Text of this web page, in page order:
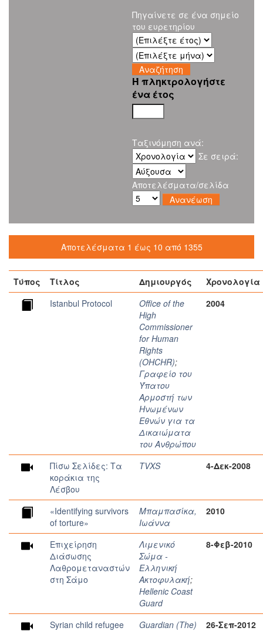
Πηγαίνετε σε ένα σημείο
του ευρετηρίου
Ή πληκτρολογήστε
ένα έτος
Ταξινόμηση ανά:
Σε σειρά:
Αποτελέσματα/σελίδα
Αποτελέσματα 1 έως 10 από 1355
Τύπος Τίτλος Δημιουργός
Χρονολογία
Istanbul Protocol
Office of the
High
Commissioner
for Human
Rights
(OHCHR);
Γραφείο του
Ύπατου
Αρμοστή των
Ηνωμένων
Εθνών για τα
Δικαιώματα
του Ανθρώπου
2004
Πίσω Σελίδες: Τα
κοράκια της
Λέσβου
TVXS 4-Δεκ-2008
«Identifying survivors
of torture»
Μπαμπασίκα,
Ιωάννα
2010
Επιχείρηση
Διάσωσης
Λαθρομεταναστών
στη Σάμο
Λιμενικό
Σώμα -
Ελληνική
Ακτοφυλακή;
Hellenic Coast
Guard
8-Φεβ-2010
Syrian child refugee
Guardian (The) 26-Σεπ-2012